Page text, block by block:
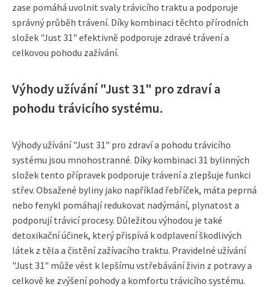
zase pomáhá uvolnit svaly trávicího traktu a podporuje
správný průběh trávení. Díky kombinaci těchto přírodních
složek "Just 31" efektivně podporuje zdravé trávení a
celkovou pohodu zažívání.
Výhody užívání "Just 31" pro zdraví a
pohodu trávicího systému.
Výhody užívání "Just 31" pro zdraví a pohodu trávicího
systému jsou mnohostranné. Díky kombinaci 31 bylinných
složek tento přípravek podporuje trávení a zlepšuje funkci
střev. Obsažené byliny jako například řebříček, máta peprná
nebo fenykl pomáhají redukovat nadýmání, plynatost a
podporují trávicí procesy. Důležitou výhodou je také
detoxikační účinek, který přispívá k odplavení škodlivých
látek z těla a čistění zažívacího traktu. Pravidelné užívání
"Just 31" může vést k lepšímu vstřebávání živin z potravy a
celkově ke zvýšení pohody a komfortu trávicího systému.